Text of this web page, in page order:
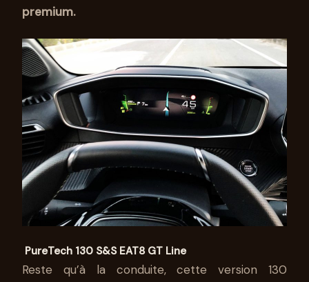
premium.
PureTech 130 S&S EAT8 GT Line
Reste qu’à la conduite, cette version 130